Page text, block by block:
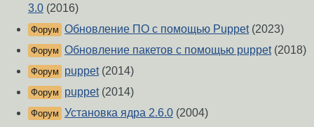
3.0 (2016)
Форум Обновление ПО с помощью Puppet(2023)
Форум Обновление пакетов с помощью puppet(2018)
Форум puppet(2014)
Форум puppet(2014)
Форум Установка ядра 2.6.0 (2004)